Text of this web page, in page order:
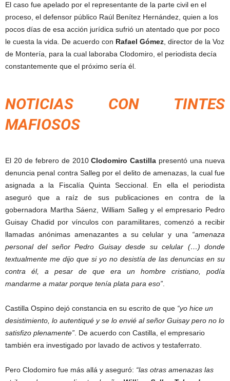
El caso fue apelado por el representante de la parte civil en el
proceso, el defensor público Raúl Benítez Hernández, quien a los
pocos días de esa acción jurídica sufrió un atentado que por poco
le cuesta la vida. De acuerdo con Rafael Gómez , director de la Voz
de Montería, para la cual laboraba Clodomiro, el periodista decía
constantemente que el próximo sería él.
NOTICIAS CON TINTES
MAFIOSOS
El 20 de febrero de 2010Clodomiro Castilla presentó una nueva
denuncia penal contra Salleg por el delito de amenazas, la cual fue
asignada a la Fiscalía Quinta Seccional. En ella el periodista
aseguró que a raíz de sus publicaciones en contra de la
gobernadora Martha Sáenz, William Salleg y el empresario Pedro
Guisay Chadid por vínculos con paramilitares, comenzó a recibir
llamadas anónimas amenazantes a su celular y una “amenaza
personal del señor Pedro Guisay desde su celular (…) donde
textualmente me dijo que si yo no desistía de las denuncias en su
contra él, a pesar de que era un hombre cristiano, podía
mandarme a matar porque tenía plata para eso”
Castilla Ospino dejó constancia en su escrito de que “yo hice un
desistimiento, lo autentiqué y se lo envié al señor Guisay pero no lo
satisfizo plenamente” . De acuerdo con Castilla, el empresario
también era investigado por lavado de activos y testaferrato.
Pero Clodomiro fue más allá y aseguró: “las otras amenazas las